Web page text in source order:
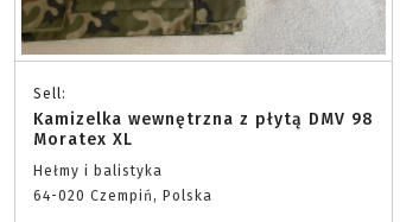
Sell:
Kamizelka wewnętrzna z płytą DMV 98
Moratex XL
Hełmy i balistyka
64-020 Czempiń, Polska